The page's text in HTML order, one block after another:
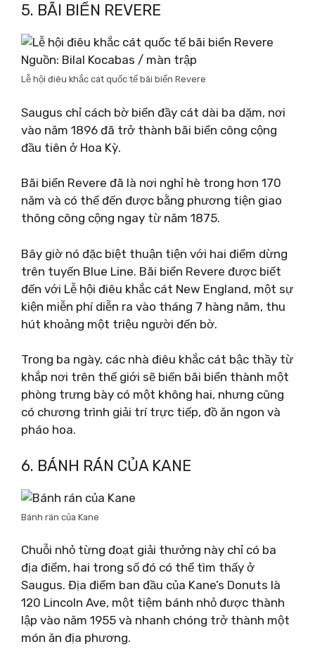
5. BÃI BIỂN REVERE
Nguồn: Bilal Kocabas / màn trập
Lễ hội điêu khắc cát quốc tế bãi biển Revere
Saugus chỉ cách bờ biển đầy cát dài ba dặm, nơi
vào năm 1896 đã trở thành bãi biển công cộng
đầu tiên ở Hoa Kỳ.
Bãi biển Revere đã là nơi nghỉ hè trong hơn 170
năm và có thể đến được bằng phương tiện giao
thông công cộng ngay từ năm 1875.
Bây giờ nó đặc biệt thuận tiện với hai điểm dừng
trên tuyến Blue Line. Bãi biển Revere được biết
đến với Lễ hội điêu khắc cát New England, một sự
kiện miễn phí diễn ra vào tháng 7 hàng năm, thu
hút khoảng một triệu người đến bờ.
Trong ba ngày, các nhà điêu khắc cát bậc thầy từ
khắp nơi trên thế giới sẽ biến bãi biển thành một
phòng trưng bày có một không hai, nhưng cũng
có chương trình giải trí trực tiếp, đồ ăn ngon và
pháo hoa.
6. BÁNH RÁN CỦA KANE
Bánh rán của Kane
Chuỗi nhỏ từng đoạt giải thưởng này chỉ có ba
địa điểm, hai trong số đó có thể tìm thấy ở
Saugus. Địa điểm ban đầu của Kane’s Donuts là
120 Lincoln Ave, một tiệm bánh nhỏ được thành
lập vào năm 1955 và nhanh chóng trở thành một
món ăn địa phương.